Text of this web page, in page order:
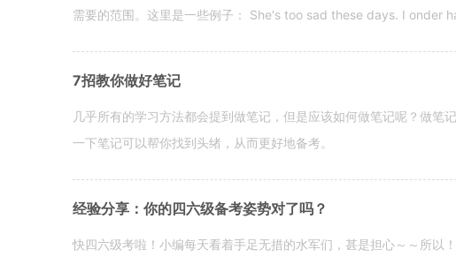
需要的范围。这里是一些例子： She's too sad these days. I onder
7招教你做好笔记
几乎所有的学习方法都会提到做笔记，但是应该如何做笔记呢？做笔
一下笔记可以帮你找到头绪，从而更好地备考。
经验分享：你的四六级备考姿势对了吗？
快四六级考啦！小编每天看着手足无措的水军们，甚是担心～～所以